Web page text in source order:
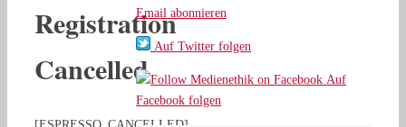
Registration
Cancelled
Email abonnieren
Auf Twitter folgen
Auf
Facebook folgen